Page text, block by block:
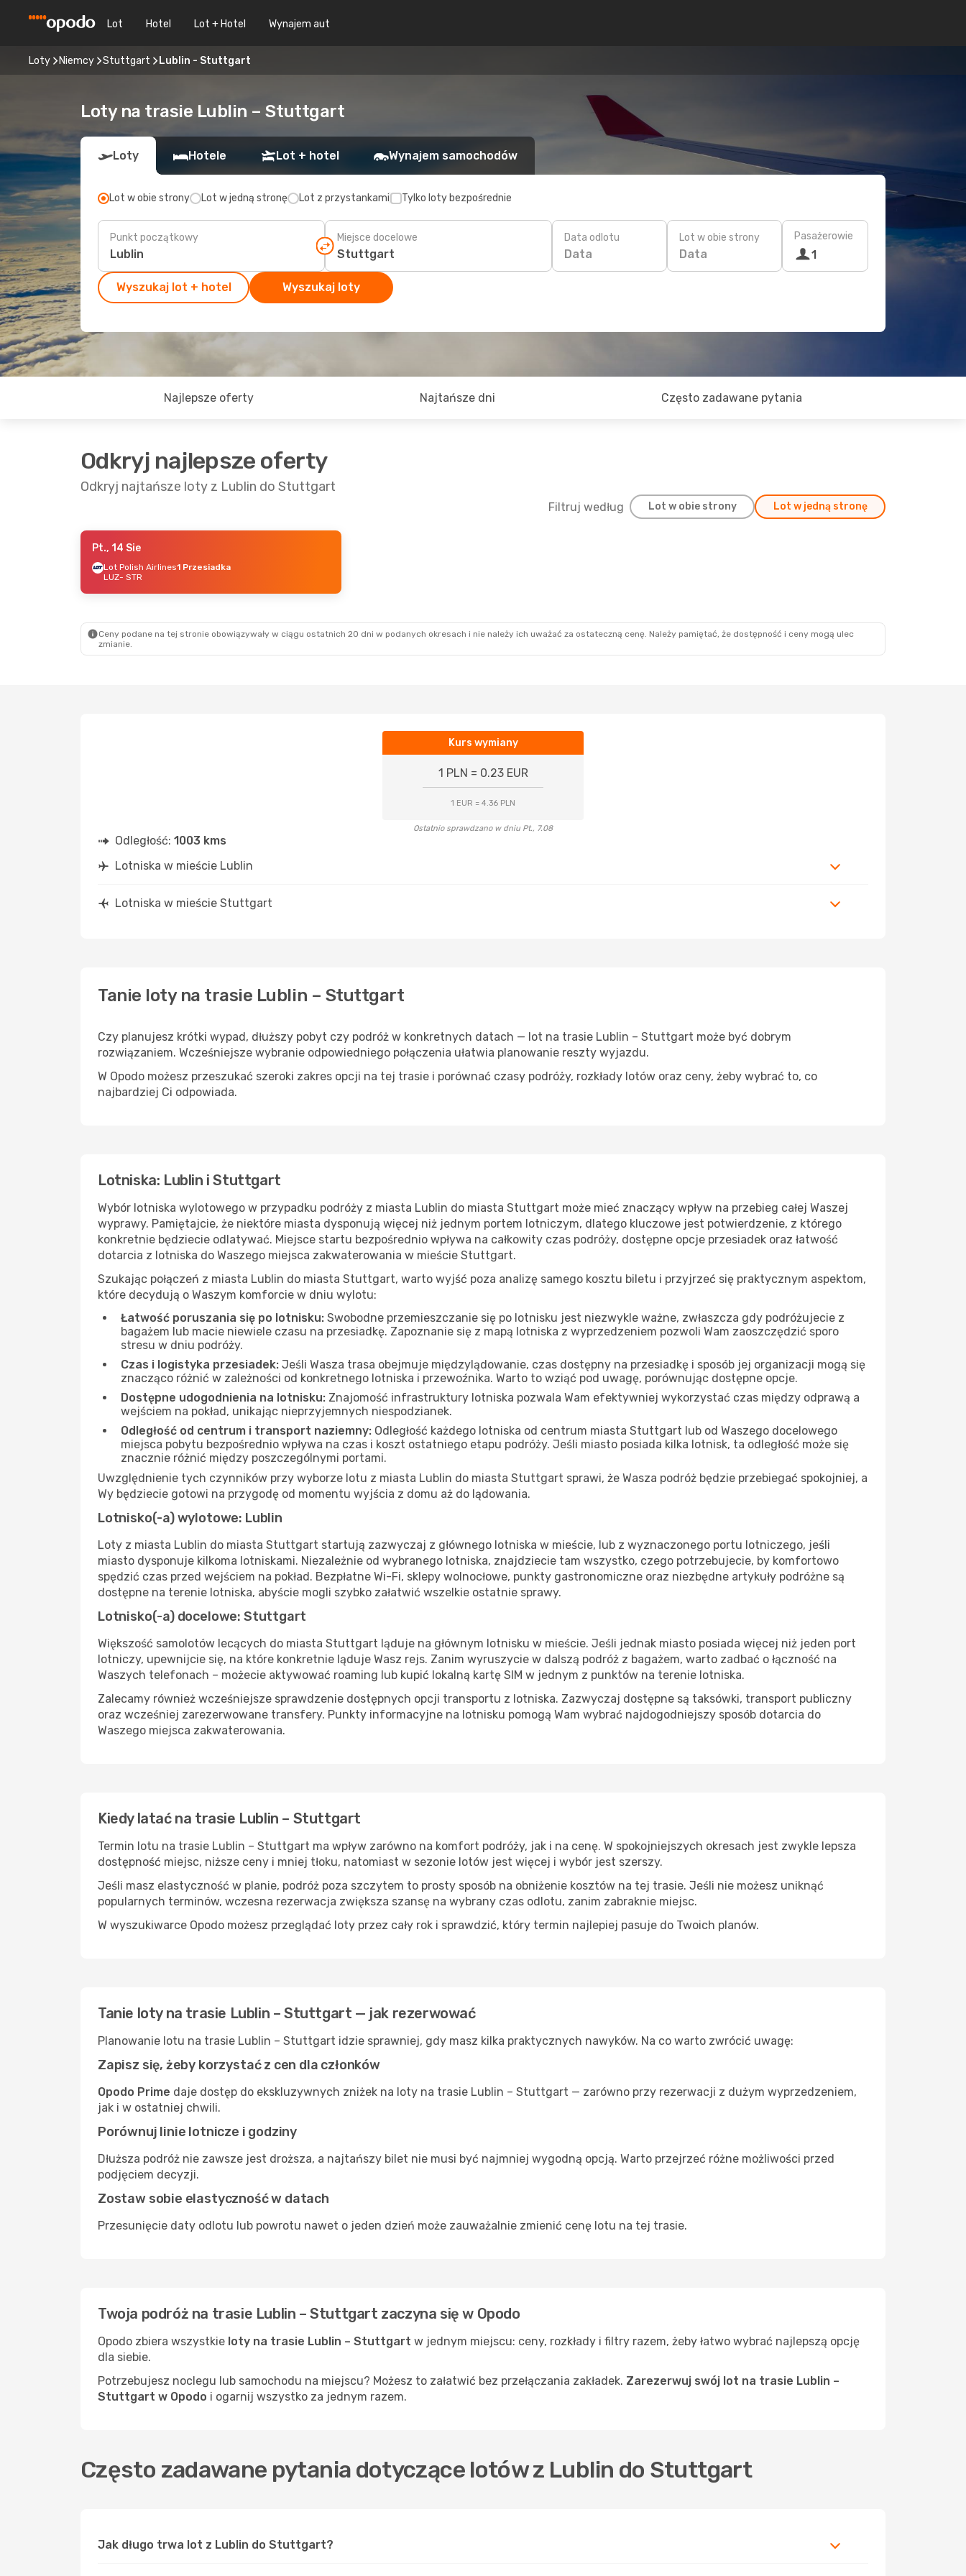
Lot Hotel Lot + Hotel Wynajem aut
Loty Niemcy Stuttgart Lublin - Stuttgart
Loty na trasie Lublin – Stuttgart
Loty Hotele Lot + hotel Wynajem samochodów
Lot w obie strony Lot w jedną stronę Lot z przystankami Tylko loty bezpośrednie
Punkt początkowy Miejsce docelowe Data odlotu
Data
Lot w obie strony
Data
Pasażerowie
1
Wyszukaj lot + hotel Wyszukaj loty
Najlepsze oferty Najtańsze dni Często zadawane pytania
Odkryj najlepsze oferty
Odkryj najtańsze loty z Lublin do Stuttgart
Filtruj według Lot w obie strony Lot w jedną stronę
- Niedz., 16 Sie
Pt., 14 Sie
Lot Polish Airlines1 Przesiadka
LUZ- STR
Ceny podane na tej stronie obowiązywały w ciągu ostatnich 20 dni w podanych okresach i nie należy ich uważać za ostateczną cenę. Należy pamiętać, że dostępność i ceny mogą ulec
zmianie.
Kurs wymiany
1 PLN = 0.23 EUR
1 EUR = 4.36 PLN
Ostatnio sprawdzano w dniu Pt., 7.08
Odległość: 1003 kms
Lotniska w mieście Lublin
Lotniska w mieście Stuttgart
Tanie loty na trasie Lublin – Stuttgart
Czy planujesz krótki wypad, dłuższy pobyt czy podróż w konkretnych datach — lot na trasie Lublin – Stuttgart może być dobrym
rozwiązaniem. Wcześniejsze wybranie odpowiedniego połączenia ułatwia planowanie reszty wyjazdu.
W Opodo możesz przeszukać szeroki zakres opcji na tej trasie i porównać czasy podróży, rozkłady lotów oraz ceny, żeby wybrać to, co
najbardziej Ci odpowiada.
Lotniska: Lublin i Stuttgart
Wybór lotniska wylotowego w przypadku podróży z miasta Lublin do miasta Stuttgart może mieć znaczący wpływ na przebieg całej Waszej
wyprawy. Pamiętajcie, że niektóre miasta dysponują więcej niż jednym portem lotniczym, dlatego kluczowe jest potwierdzenie, z którego
konkretnie będziecie odlatywać. Miejsce startu bezpośrednio wpływa na całkowity czas podróży, dostępne opcje przesiadek oraz łatwość
dotarcia z lotniska do Waszego miejsca zakwaterowania w mieście Stuttgart.
Szukając połączeń z miasta Lublin do miasta Stuttgart, warto wyjść poza analizę samego kosztu biletu i przyjrzeć się praktycznym aspektom,
które decydują o Waszym komforcie w dniu wylotu:
Łatwość poruszania się po lotnisku: Swobodne przemieszczanie się po lotnisku jest niezwykle ważne, zwłaszcza gdy podróżujecie z
bagażem lub macie niewiele czasu na przesiadkę. Zapoznanie się z mapą lotniska z wyprzedzeniem pozwoli Wam zaoszczędzić sporo
stresu w dniu podróży.
Czas i logistyka przesiadek: Jeśli Wasza trasa obejmuje międzylądowanie, czas dostępny na przesiadkę i sposób jej organizacji mogą się
znacząco różnić w zależności od konkretnego lotniska i przewoźnika. Warto to wziąć pod uwagę, porównując dostępne opcje.
Dostępne udogodnienia na lotnisku: Znajomość infrastruktury lotniska pozwala Wam efektywniej wykorzystać czas między odprawą a
wejściem na pokład, unikając nieprzyjemnych niespodzianek.
Odległość od centrum i transport naziemny: Odległość każdego lotniska od centrum miasta Stuttgart lub od Waszego docelowego
miejsca pobytu bezpośrednio wpływa na czas i koszt ostatniego etapu podróży. Jeśli miasto posiada kilka lotnisk, ta odległość może się
znacznie różnić między poszczególnymi portami.
Uwzględnienie tych czynników przy wyborze lotu z miasta Lublin do miasta Stuttgart sprawi, że Wasza podróż będzie przebiegać spokojniej, a
Wy będziecie gotowi na przygodę od momentu wyjścia z domu aż do lądowania.
Lotnisko(-a) wylotowe: Lublin
Loty z miasta Lublin do miasta Stuttgart startują zazwyczaj z głównego lotniska w mieście, lub z wyznaczonego portu lotniczego, jeśli
miasto dysponuje kilkoma lotniskami. Niezależnie od wybranego lotniska, znajdziecie tam wszystko, czego potrzebujecie, by komfortowo
spędzić czas przed wejściem na pokład. Bezpłatne Wi-Fi, sklepy wolnocłowe, punkty gastronomiczne oraz niezbędne artykuły podróżne są
dostępne na terenie lotniska, abyście mogli szybko załatwić wszelkie ostatnie sprawy.
Lotnisko(-a) docelowe: Stuttgart
Większość samolotów lecących do miasta Stuttgart ląduje na głównym lotnisku w mieście. Jeśli jednak miasto posiada więcej niż jeden port
lotniczy, upewnijcie się, na które konkretnie ląduje Wasz rejs. Zanim wyruszycie w dalszą podróż z bagażem, warto zadbać o łączność na
Waszych telefonach – możecie aktywować roaming lub kupić lokalną kartę SIM w jednym z punktów na terenie lotniska.
Zalecamy również wcześniejsze sprawdzenie dostępnych opcji transportu z lotniska. Zazwyczaj dostępne są taksówki, transport publiczny
oraz wcześniej zarezerwowane transfery. Punkty informacyjne na lotnisku pomogą Wam wybrać najdogodniejszy sposób dotarcia do
Waszego miejsca zakwaterowania.
Kiedy latać na trasie Lublin – Stuttgart
Termin lotu na trasie Lublin – Stuttgart ma wpływ zarówno na komfort podróży, jak i na cenę. W spokojniejszych okresach jest zwykle lepsza
dostępność miejsc, niższe ceny i mniej tłoku, natomiast w sezonie lotów jest więcej i wybór jest szerszy.
Jeśli masz elastyczność w planie, podróż poza szczytem to prosty sposób na obniżenie kosztów na tej trasie. Jeśli nie możesz uniknąć
popularnych terminów, wczesna rezerwacja zwiększa szansę na wybrany czas odlotu, zanim zabraknie miejsc.
W wyszukiwarce Opodo możesz przeglądać loty przez cały rok i sprawdzić, który termin najlepiej pasuje do Twoich planów.
Tanie loty na trasie Lublin – Stuttgart — jak rezerwować
Planowanie lotu na trasie Lublin – Stuttgart idzie sprawniej, gdy masz kilka praktycznych nawyków. Na co warto zwrócić uwagę:
Zapisz się, żeby korzystać z cen dla członków
Opodo Prime daje dostęp do ekskluzywnych zniżek na loty na trasie Lublin – Stuttgart — zarówno przy rezerwacji z dużym wyprzedzeniem,
jak i w ostatniej chwili.
Porównuj linie lotnicze i godziny
Dłuższa podróż nie zawsze jest droższa, a najtańszy bilet nie musi być najmniej wygodną opcją. Warto przejrzeć różne możliwości przed
podjęciem decyzji.
Zostaw sobie elastyczność w datach
Przesunięcie daty odlotu lub powrotu nawet o jeden dzień może zauważalnie zmienić cenę lotu na tej trasie.
Twoja podróż na trasie Lublin – Stuttgart zaczyna się w Opodo
Opodo zbiera wszystkie loty na trasie Lublin – Stuttgart w jednym miejscu: ceny, rozkłady i filtry razem, żeby łatwo wybrać najlepszą opcję
dla siebie.
Potrzebujesz noclegu lub samochodu na miejscu? Możesz to załatwić bez przełączania zakładek. Zarezerwuj swój lot na trasie Lublin –
Stuttgart w Opodo i ogarnij wszystko za jednym razem.
Często zadawane pytania dotyczące lotów z Lublin do Stuttgart
Jak długo trwa lot z Lublin do Stuttgart?